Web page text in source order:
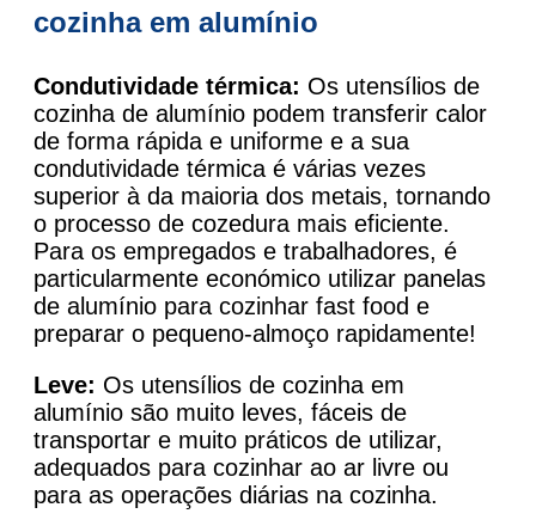
cozinha em alumínio
Condutividade térmica: Os utensílios de
cozinha de alumínio podem transferir calor
de forma rápida e uniforme e a sua
condutividade térmica é várias vezes
superior à da maioria dos metais, tornando
o processo de cozedura mais eficiente.
Para os empregados e trabalhadores, é
particularmente económico utilizar panelas
de alumínio para cozinhar fast food e
preparar o pequeno-almoço rapidamente!
Leve: Os utensílios de cozinha em
alumínio são muito leves, fáceis de
transportar e muito práticos de utilizar,
adequados para cozinhar ao ar livre ou
para as operações diárias na cozinha.